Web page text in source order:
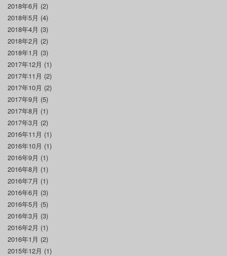
2018年6月 (2)
2018年5月 (4)
2018年4月 (3)
2018年2月 (2)
2018年1月 (3)
2017年12月 (1)
2017年11月 (2)
2017年10月 (2)
2017年9月 (5)
2017年8月 (1)
2017年3月 (2)
2016年11月 (1)
2016年10月 (1)
2016年9月 (1)
2016年8月 (1)
2016年7月 (1)
2016年6月 (3)
2016年5月 (5)
2016年3月 (3)
2016年2月 (1)
2016年1月 (2)
2015年12月 (1)